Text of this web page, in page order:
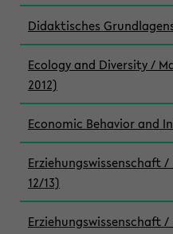
Didaktisches
Ecology and Diversity /
2012)
Economic Behavior and
Erziehungswissenschaft /
12/13)
Erziehungswissenschaft /